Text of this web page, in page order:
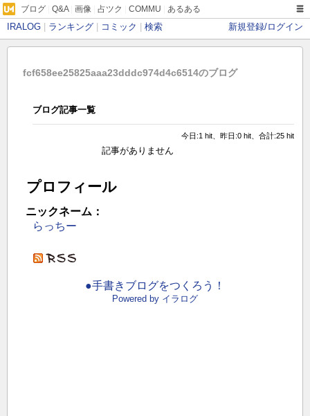
ブログ Q&A| 画像 占ツク COMMU あるある
IRALOG ランキング コミック 検索 新規登録/ログイン
fcf658ee25825aaa23dddc974d4c6514のブログ
ブログ記事一覧
今日:1 hit、昨日:0 hit、合計:25 hit
記事がありません
プロフィール
ニックネーム：
らっちー
●手書きブログをつくろう！
Powered by イラログ